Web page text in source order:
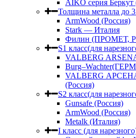
AIKO серия
Толщина металла до
ArmWood (Россия)
Stark — Италия
Филин (ПРОМЕТ,
S1 класс(для
VALBERG
VALBERG
(Россия)
S2 класс(для
Gunsafe (Россия)
ArmWood (Россия)
Metalk (Италия)
I класс (для